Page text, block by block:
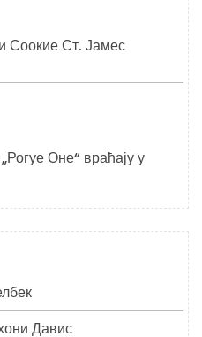
Соокие Ст. Јамес
Оне“ враћају у
Давис